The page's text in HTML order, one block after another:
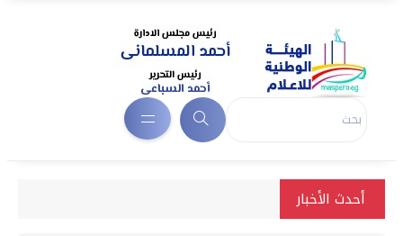
أحدث الأخبار